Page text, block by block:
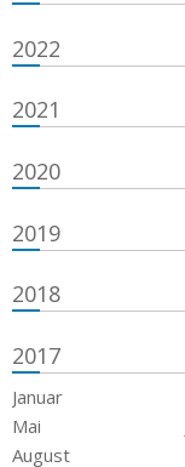
2022
2021
2020
2019
2018
2017
Januar
Mai
August